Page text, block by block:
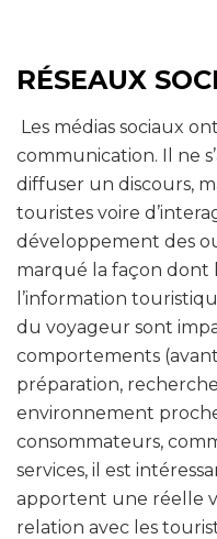
RÉSEAUX
Les médias sociaux
communication. Il ne
diffuser un discours,
touristes voire
développement des
marqué la façon dont
l’information
du voyageur sont
comportements
préparation,
environnement
consommateurs,
services, il est
apportent une réelle
relation avec les